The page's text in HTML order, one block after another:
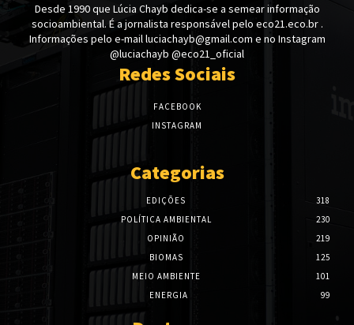
Desde 1990 que Lúcia Chayb dedica-se a semear informação
socioambiental. É a jornalista responsável pelo eco21.eco.br .
Informações pelo e-mail luciachayb@gmail.com e no Instagram
@luciachayb @eco21_oficial
Redes Sociais
FACEBOOK
INSTAGRAM
Categorias
EDIÇÕES
318
POLÍTICA AMBIENTAL
230
OPINIÃO
219
BIOMAS
125
MEIO AMBIENTE
101
ENERGIA
99